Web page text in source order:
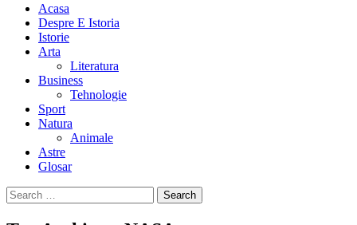
Acasa
Despre E Istoria
Istorie
Arta
Literatura
Business
Tehnologie
Sport
Natura
Animale
Astre
Glosar
Search
for: